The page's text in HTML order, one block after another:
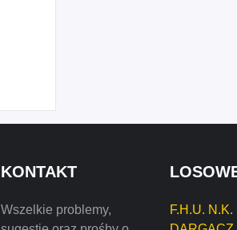
KONTAKT
Wszelkie problemy,
F.H.U.